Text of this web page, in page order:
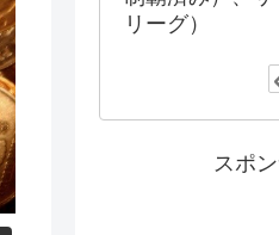
リーグ）
スポ